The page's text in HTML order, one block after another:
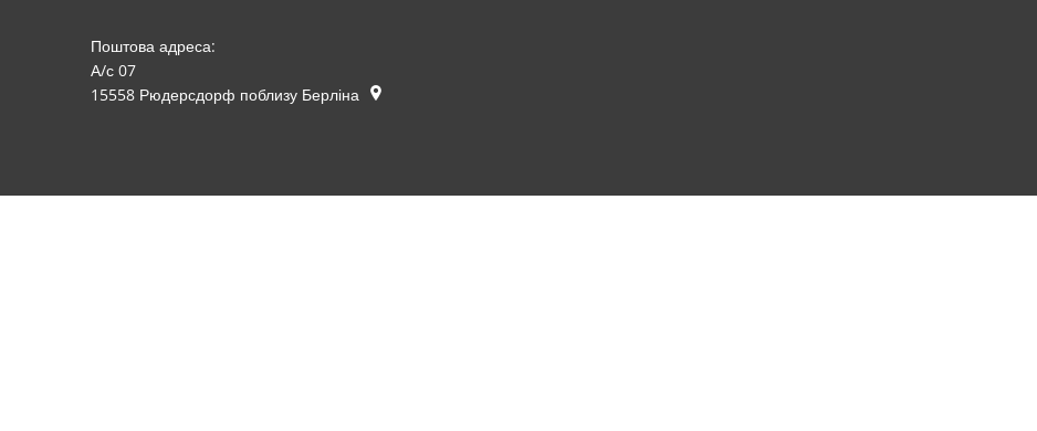
Поштова адреса:
А/с 07
15558 Рюдерсдорф поблизу Берліна